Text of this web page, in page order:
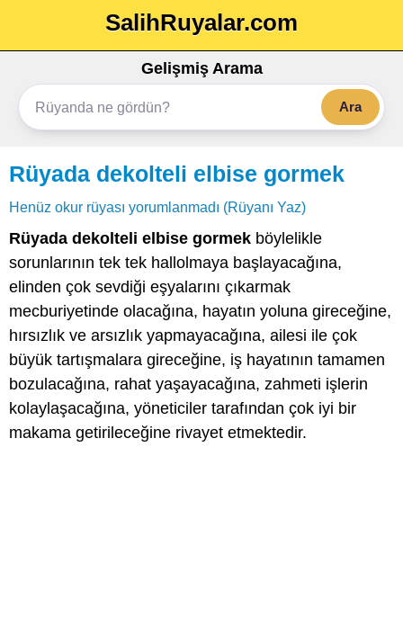
SalihRuyalar.com
Gelişmiş Arama
Ara
Rüyada dekolteli elbise gormek
Henüz okur rüyası yorumlanmadı (Rüyanı Yaz)
Rüyada dekolteli elbise gormek böylelikle
sorunlarının tek tek hallolmaya başlayacağına,
elinden çok sevdiği eşyalarını çıkarmak
mecburiyetinde olacağına, hayatın yoluna gireceğine,
hırsızlık ve arsızlık yapmayacağına, ailesi ile çok
büyük tartışmalara gireceğine, iş hayatının tamamen
bozulacağına, rahat yaşayacağına, zahmeti işlerin
kolaylaşacağına, yöneticiler tarafından çok iyi bir
makama getirileceğine rivayet etmektedir.